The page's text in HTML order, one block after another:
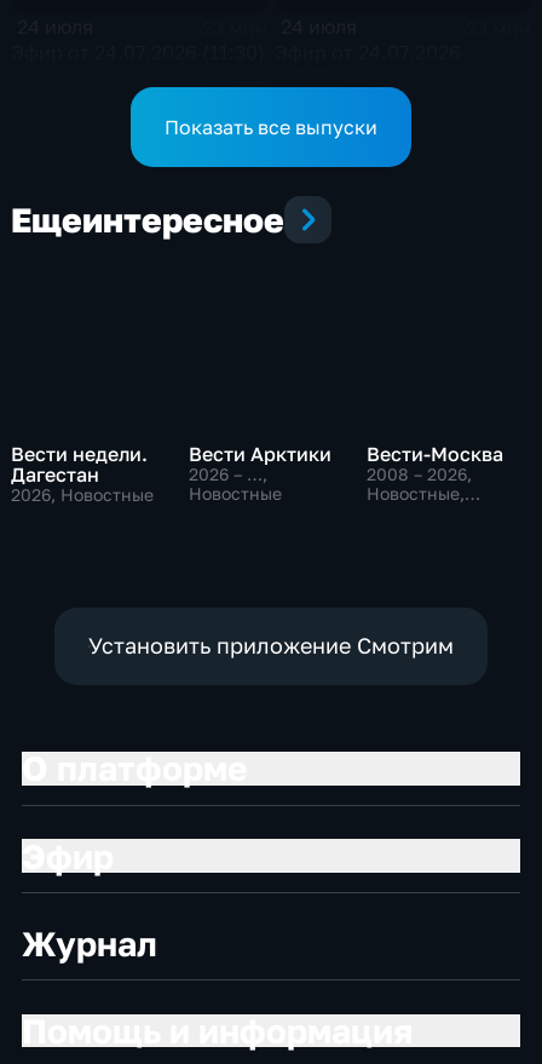
Показать все выпуски
Ещеинтересное
Вести недели.
Дагестан
2026, Новостные
Вести Арктики
2026 – …,
Новостные
Вести-Москва
2008 – 2026,
Новостные,
Установить приложение Смотрим
Журнал